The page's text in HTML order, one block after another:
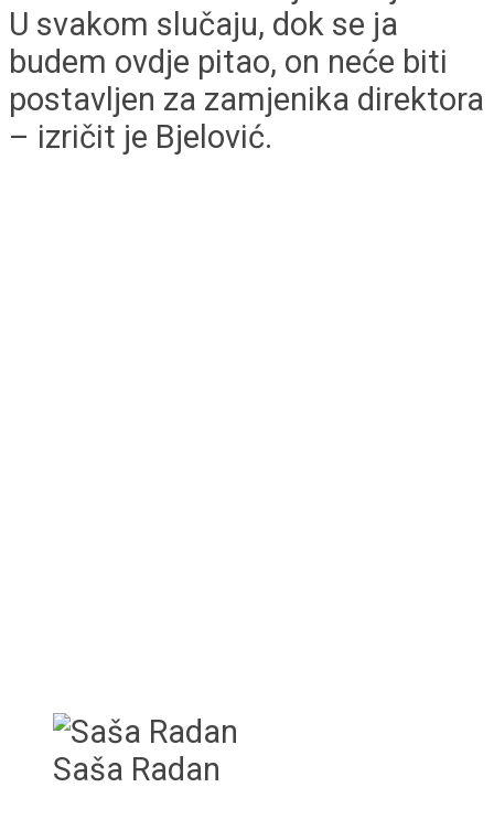
U svakom slučaju, dok se ja
budem ovdje pitao, on neće biti
postavljen za zamjenika direktora
– izričit je Bjelović.
Saša Radan